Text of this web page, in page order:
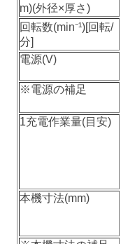
m)(外径×厚さ)
回転数(min⁻¹)[回転/
分]
電源(V)
※電源の補足
1充電作業量(目安)
本機寸法(mm)